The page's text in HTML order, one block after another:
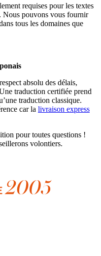
requises pour les textes
Nous pouvons vous fournir
tous les domaines que
absolu des délais,
traduction certifiée prend
traduction classique.
car la livraison express
pour toutes questions !
volontiers.